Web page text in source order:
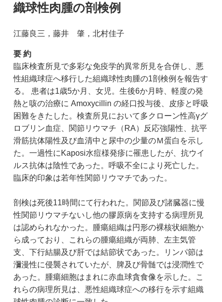
織球性肉腫の剖検例
江藤良三，藤井 肇，北村佳子
要 約
臨床検査所見で多彩な免疫学的異常所見を合併し、悪
性組織球症へ移行した組織球性肉腫の1剖検例を報告す
る。 患者は1歳5か月、女児。生後6か月時、軽度の発
熱と咳の治療に Amoxycillin の経口投与後、皮疹と呼吸
困難をきたした。検査所見において多クローン性高γグ
ロブリン血症、関節リウマチ（RA）反応強陽性、抗平
滑筋抗体陽性及び血清中と尿中の少量のＭ蛋白を示し
た。一過性にKaposi水痘様発疹に罹患したが、抗ウイ
ルス抗体は陰性であった。呼吸不全により死亡した。
臨床的印象は若年性関節リウマチであった。
剖検は死後11時間にて行われた。関節及び諸臓器に慢
性関節リウマチないし他の膠原病を支持する病理所見
は認められなかった。腫瘍組織は円形の裸核状細胞か
ら成っており、これらの腫瘍組織が両肺、左主気管
支、下行結腸及び肝では結節状であった。リンパ節は
瀰漫性に侵襲されていたが、脾及び骨髄では浸潤性で
あった。腫瘍細胞はまれに赤血球貪食像を示した。こ
れらの病理所見は、悪性組織球症への移行を示す組織